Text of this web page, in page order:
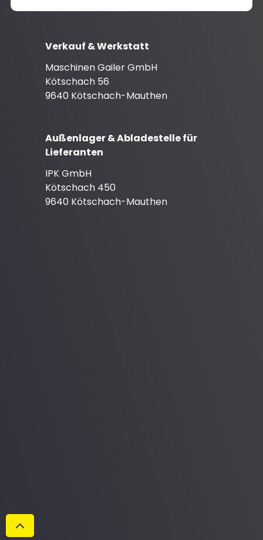
Verkauf & Werkstatt
Maschinen Gailer GmbH
Kötschach 56
9640 Kötschach-Mauthen
Außenlager & Abladestelle für
Lieferanten
IPK GmbH
Kötschach 450
9640 Kötschach-Mauthen